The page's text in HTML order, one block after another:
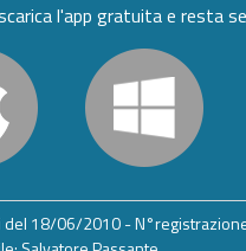
l'app gratuita e resta
del 18/06/2010 -